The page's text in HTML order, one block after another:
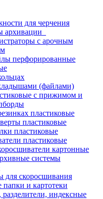
для черчения
архивации
с арочным
перфорированные
(файлами)
с прижимом и
пластиковые
пластиковые
пластиковые
пластиковые
картонные
системы
для скоросшивания
и картотеки
разделители, индексные